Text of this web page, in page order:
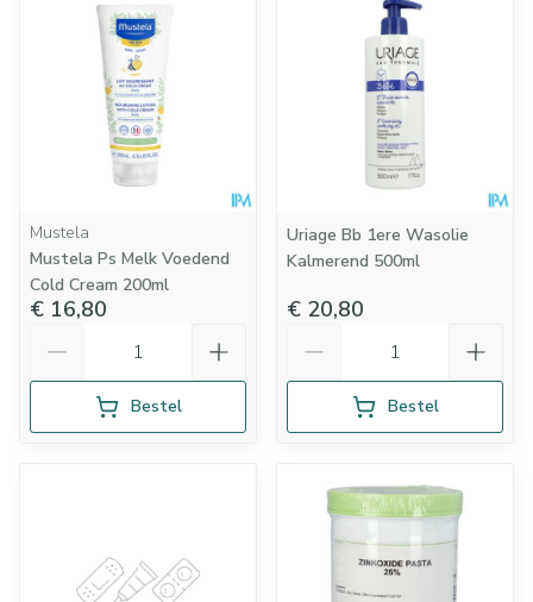
Mustela
Mustela Ps Melk Voedend
Cold Cream 200ml
€ 16,80
Bestel
Uriage Bb 1ere Wasolie
Kalmerend 500ml
€ 20,80
Bestel